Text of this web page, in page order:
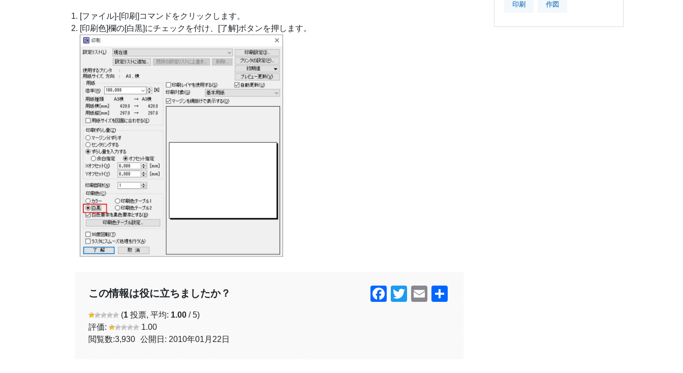
[ファイル]-[印刷]コマンドをクリックします。
[印刷色]欄の[白黒]にチェックを付け、[了解]ボタンを押します。
この情報は役に立ちましたか？
(1 投票, 平均: 1.00 / 5)
評価:
1.00
閲覧数:3,930 公開日: 2010年01月22日
Facebook
Twitter
Email
印刷 作図